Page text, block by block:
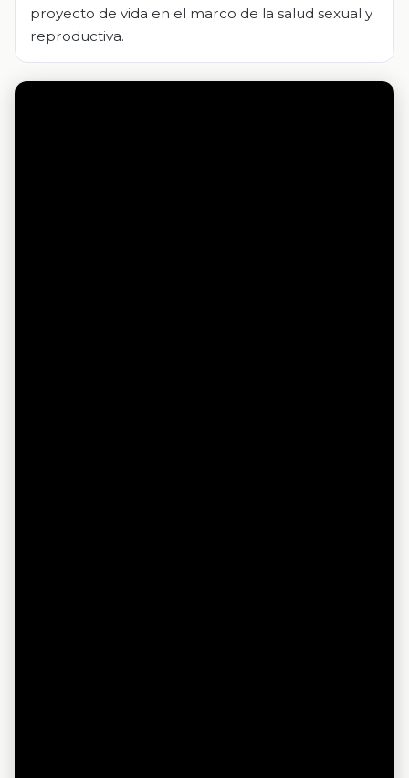
proyecto de vida en el marco de la salud sexual y
reproductiva.